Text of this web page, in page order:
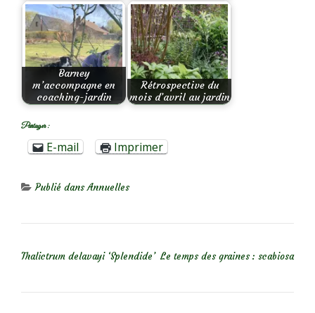
Barney
m’accompagne en
coaching-jardin
Rétrospective du
mois d’avril au jardin
Partager :
E-mail Imprimer
Publié dansAnnuelles
Thalictrum delavayi ‘Splendide’ Le temps des graines : scabiosa